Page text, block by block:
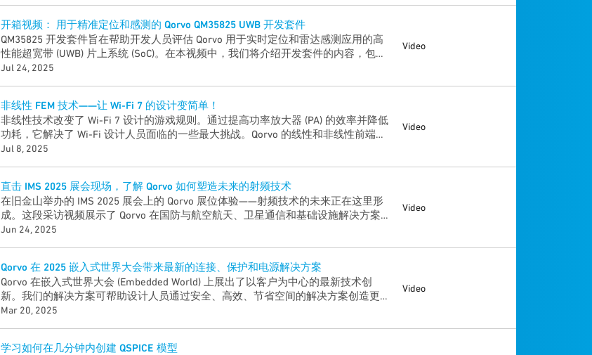
开箱视频： 用于精准定位和感测的 Qorvo QM35825 UWB 开发套件
QM35825 开发套件旨在帮助开发人员评估 Qorvo 用于实时定位和雷达感测应用的高
性能超宽带 (UWB) 片上系统 (SoC)。在本视频中，我们将介绍开发套件的内容，包括
基于 QM35825 的锚板、移动标签单元和附件等硬件组件。您将了解该套件如何支持
索 Qorvo 的 UWB 功能，本视频都将是您的起点。
Jul 24, 2025
Video
非线性 FEM 技术——让 Wi-Fi 7 的设计变简单！
非线性技术改变了 Wi-Fi 7 设计的游戏规则。通过提高功率放大器 (PA) 的效率并降低
功耗，它解决了 Wi-Fi 设计人员面临的一些最大挑战。Qorvo 的线性和非线性前端模
块产品组合可让您灵活地为自己的设计选择合适的解决方案。这一切都将使您的 Wi-
Jul 8, 2025
Video
直击 IMS 2025 展会现场，了解 Qorvo 如何塑造未来的射频技术
在旧金山举办的 IMS 2025 展会上的 Qorvo 展位体验——射频技术的未来正在这里形
成。这段采访视频展示了 Qorvo 在国防与航空航天、卫星通信和基础设施解决方案领
域的最新创新成果。
Jun 24, 2025
Video
Qorvo 在 2025 嵌入式世界大会带来最新的连接、保护和电源解决方案
Qorvo 在嵌入式世界大会 (Embedded World) 上展出了以客户为中心的最新技术创
新。我们的解决方案可帮助设计人员通过安全、高效、节省空间的解决方案创造更先
进的产品，并节省成本和设计时间。通过这段Demo演示，了解电动自行车、基于超
Mar 20, 2025
Video
学习如何在几分钟内创建 QSPICE 模型